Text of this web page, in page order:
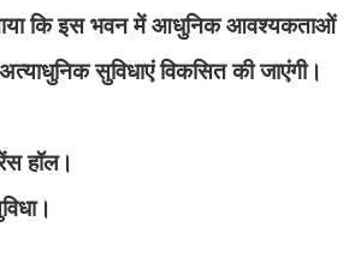
कि इस भवन में आधुनिक आवश्यकताओं
सुविधाएं विकसित की जाएंगी।
हॉल।